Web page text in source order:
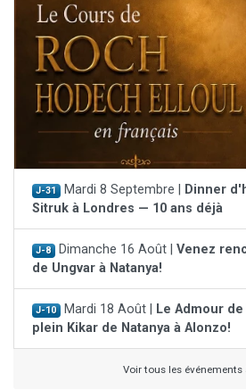
J-31 Mardi 8 Septembre |
Dinner
Sitruk à Londres — 10 ans déjà
J-8 Dimanche 16 Août | Venez
de Ungvar à Natanya!
J-10 Mardi 18 Août |
Le Admour
plein Kikar de Natanya à Alonzo!
Voir tous les événements